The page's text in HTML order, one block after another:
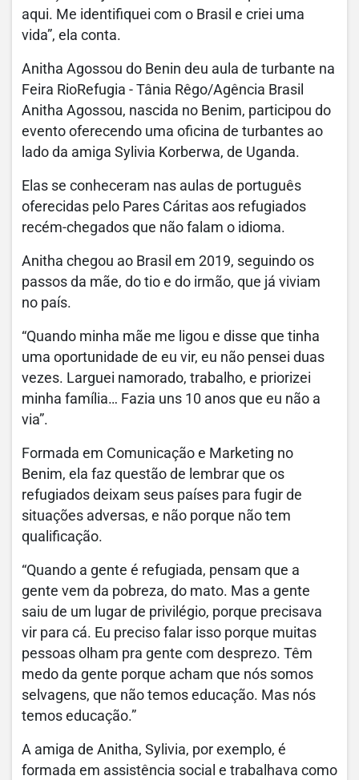
aqui. Me identifiquei com o Brasil e criei uma
vida”, ela conta.
Anitha Agossou do Benin deu aula de turbante na
Feira RioRefugia - Tânia Rêgo/Agência Brasil
Anitha Agossou, nascida no Benim, participou do
evento oferecendo uma oficina de turbantes ao
lado da amiga Sylivia Korberwa, de Uganda.
Elas se conheceram nas aulas de português
oferecidas pelo Pares Cáritas aos refugiados
recém-chegados que não falam o idioma.
Anitha chegou ao Brasil em 2019, seguindo os
passos da mãe, do tio e do irmão, que já viviam
no país.
“Quando minha mãe me ligou e disse que tinha
uma oportunidade de eu vir, eu não pensei duas
vezes. Larguei namorado, trabalho, e priorizei
minha família… Fazia uns 10 anos que eu não a
via”.
Formada em Comunicação e Marketing no
Benim, ela faz questão de lembrar que os
refugiados deixam seus países para fugir de
situações adversas, e não porque não tem
qualificação.
“Quando a gente é refugiada, pensam que a
gente vem da pobreza, do mato. Mas a gente
saiu de um lugar de privilégio, porque precisava
vir para cá. Eu preciso falar isso porque muitas
pessoas olham pra gente com desprezo. Têm
medo da gente porque acham que nós somos
selvagens, que não temos educação. Mas nós
temos educação.”
A amiga de Anitha, Sylivia, por exemplo, é
formada em assistência social e trabalhava como